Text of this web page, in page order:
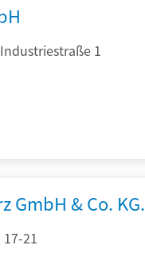
1
GmbH & Co. KG.
21